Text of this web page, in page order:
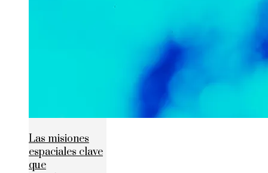
Las misiones
espaciales clave
que